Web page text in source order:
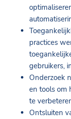
practices
gebruikers,
Onderzoek
en tools om
te
Ontsluiten